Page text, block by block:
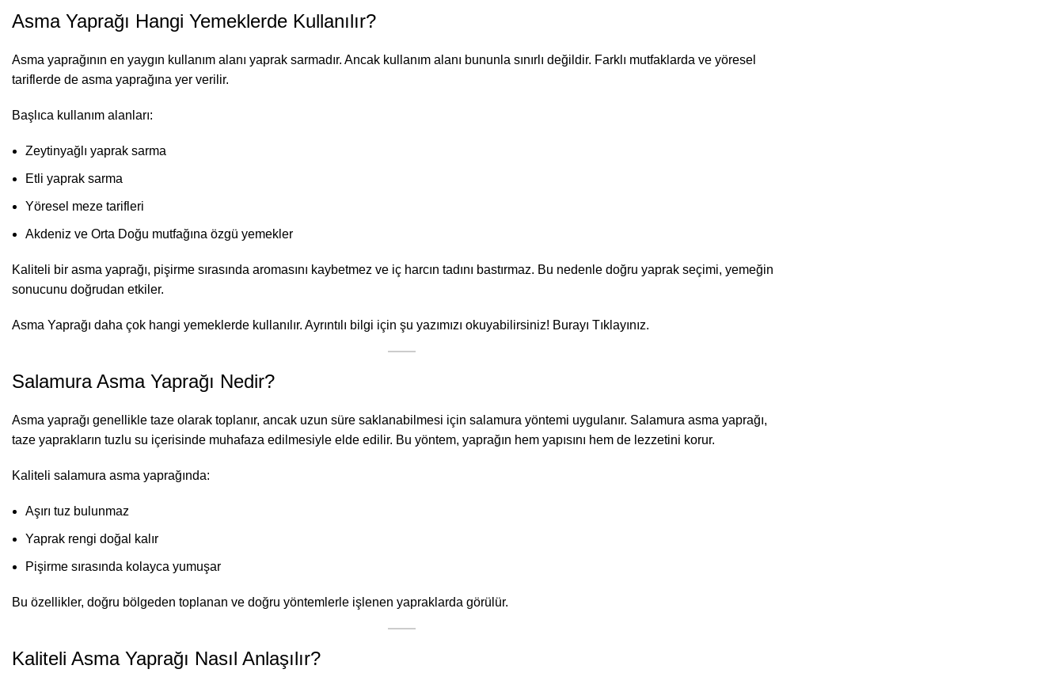
Asma Yaprağı Hangi Yemeklerde Kullanılır?
Asma yaprağının en yaygın kullanım alanı yaprak sarmadır. Ancak kullanım alanı bununla sınırlı değildir. Farklı mutfaklarda ve yöresel
tariflerde de asma yaprağına yer verilir.
Başlıca kullanım alanları:
Zeytinyağlı yaprak sarma
Etli yaprak sarma
Yöresel meze tarifleri
Akdeniz ve Orta Doğu mutfağına özgü yemekler
Kaliteli bir asma yaprağı, pişirme sırasında aromasını kaybetmez ve iç harcın tadını bastırmaz. Bu nedenle doğru yaprak seçimi, yemeğin
sonucunu doğrudan etkiler.
Asma Yaprağı daha çok hangi yemeklerde kullanılır. Ayrıntılı bilgi için şu yazımızı okuyabilirsiniz! Burayı Tıklayınız.
SalamuraAsma Yaprağı Nedir?
Asma yaprağı genellikle taze olarak toplanır, ancak uzun süre saklanabilmesi için salamura yöntemi uygulanır. Salamura asma yaprağı,
taze yaprakların tuzlu su içerisinde muhafaza edilmesiyle elde edilir. Bu yöntem, yaprağın hem yapısını hem de lezzetini korur.
Kaliteli salamura asma yaprağında:
Aşırı tuz bulunmaz
Yaprak rengi doğal kalır
Pişirme sırasında kolayca yumuşar
Bu özellikler, doğru bölgeden toplanan ve doğru yöntemlerle işlenen yapraklarda görülür.
Kaliteli Asma Yaprağı Nasıl Anlaşılır?